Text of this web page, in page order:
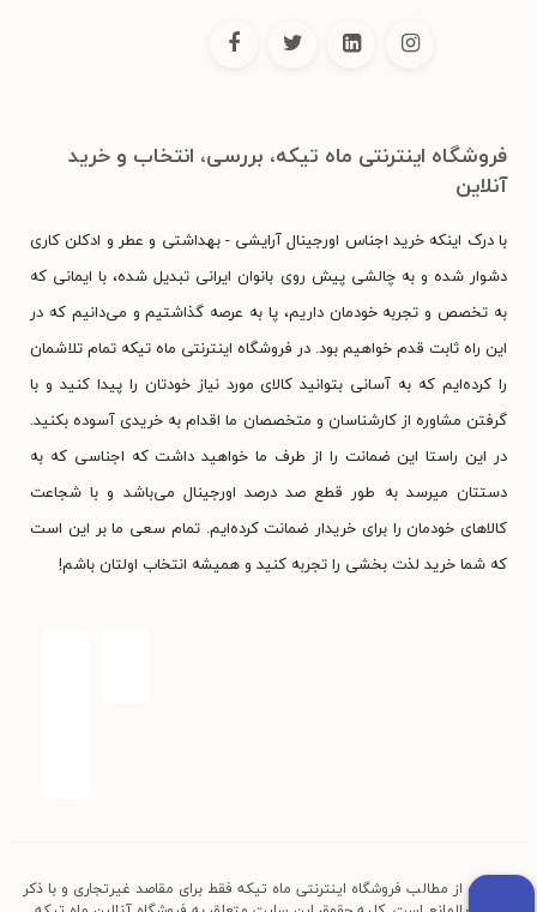
فروشگاه اینترنتی ماه تیکه، بررسی، انتخاب و خرید
آنلاین
با درک اینکه خرید اجناس اورجینال آرایشی - بهداشتی و عطر و ادکلن کاری
دشوار شده و به چالشی پیش روی بانوان ایرانی تبدیل شده، با ایمانی که
به تخصص و تجربه خودمان داریم، پا به عرصه گذاشتیم و می‌دانیم که در
این راه ثابت قدم خواهیم بود. در فروشگاه اینترنتی ماه تیکه تمام تلاشمان
را کرده‌ایم که به آسانی بتوانید کالای مورد نیاز خودتان را پیدا کنید و با
گرفتن مشاوره از کارشناسان و متخصصان ما اقدام به خریدی آسوده بکنید.
در این راستا این ضمانت را از طرف ما خواهید داشت که اجناسی که به
دستتان میرسد به طور قطع صد درصد اورجینال می‌باشد و با شجاعت
کالاهای خودمان را برای خریدار ضمانت کرده‌ایم. تمام سعی ما بر این است
که شما خرید لذت بخشی را تجربه کنید و همیشه انتخاب اولتان باشم!
استفاده از مطالب فروشگاه اینترنتی ماه تیکه فقط برای مقاصد غیرتجاری و با ذکر